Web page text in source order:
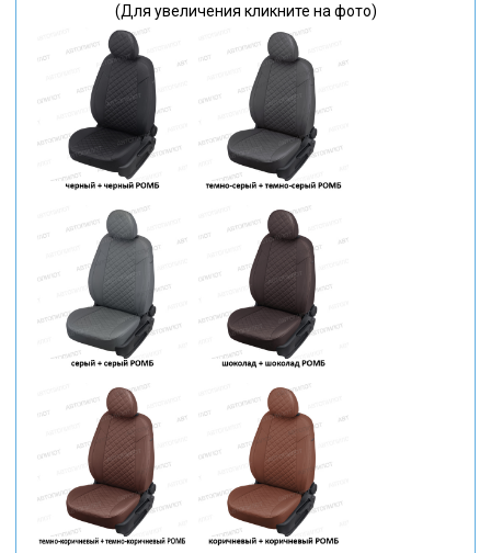
(Для увеличения кликните на фото)